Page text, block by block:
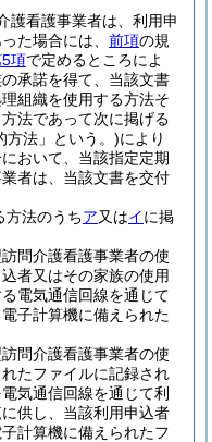
護看護事業者は、利用申
た場合には、 前項の規
項で定めるところによ
承諾を得て、当該文書
組織を使用する方法そ
法であって次に掲げる
方法」という。)により
おいて、当該指定定期
者は、当該文書を交付
方法のうちア又はイに掲
問介護看護事業者の使
者又はその家族の使用
電気通信回線を通じて
子計算機に備えられた
問介護看護事業者の使
たファイルに記録され
気通信回線を通じて利
供し、当該利用申込者
計算機に備えられたフ